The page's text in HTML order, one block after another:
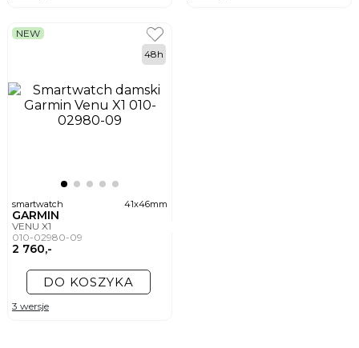
smartwatch 41x46mm
GARMIN
VENU X1
010-02980-09
2 760,-
NEW
48h
DO KOSZYKA
3 wersje